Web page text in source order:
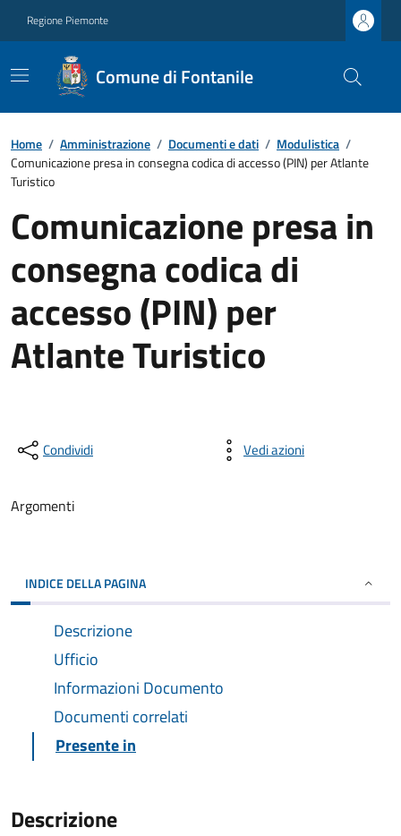
Regione Piemonte
Comune di Fontanile
Home / Amministrazione / Documenti e dati / Modulistica /
Comunicazione presa in consegna codica di accesso (PIN) per Atlante
Turistico
Comunicazione presa in
consegna codica di
accesso (PIN) per
Atlante Turistico
Condividi Vedi azioni
Argomenti
INDICE DELLA PAGINA
Descrizione
Ufficio
Informazioni Documento
Documenti correlati
Presente in
Descrizione